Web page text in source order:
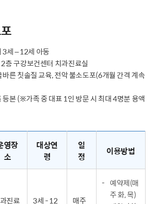
3세 – 12세 아동
층 구강보건센터 치과진료실
바른 칫솔질 교육, 전악 불소도포(6개월 간격 계속
등본 (※가족 중 대표 1인 방문 시 최대 4명분 용액
영장
소
대상연
령
일
정
이용방법
진료 3세 - 12 매주
예약제(매
주 화, 목)